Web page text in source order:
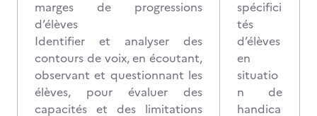
marges de progressions
d’élèves
Identifier et analyser des
contours de voix, en écoutant,
observant et questionnant les
élèves, pour évaluer des
capacités et des limitations
spécifici
tés
d’élèves
en
situatio
n de
handica